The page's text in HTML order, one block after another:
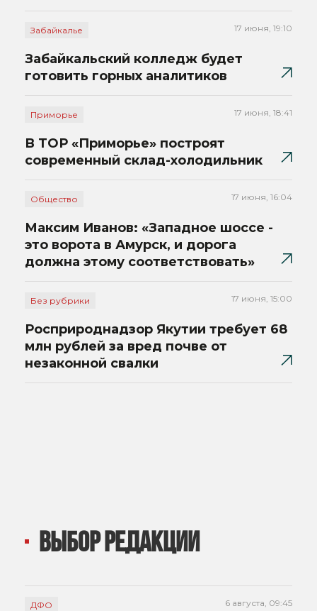
Забайкалье 17 июня, 19:10
Забайкальский колледж будет
готовить горных аналитиков
Приморье 17 июня, 18:41
В ТОР «Приморье» построят
современный склад-холодильник
Общество 17 июня, 16:04
Максим Иванов: «Западное шоссе -
это ворота в Амурск, и дорога
должна этому соответствовать»
Без рубрики 17 июня, 15:00
Росприроднадзор Якутии требует 68
млн рублей за вред почве от
незаконной свалки
ВЫБОР РЕДАКЦИИ
ДФО 6 августа, 09:45